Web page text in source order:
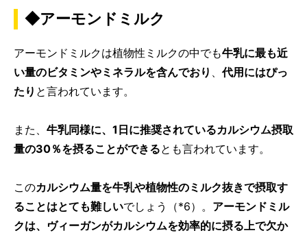
◆アーモンドミルク
アーモンドミルクは植物性ミルクの中でも牛乳に最も近
い量のビタミンやミネラルを含んでおり
、代用にはぴっ
たり と言われています。
また、 牛乳同様に、1日に推奨されているカルシウム摂取
量の30％を摂ることができるとも言われています。
このカルシウム量を牛乳や植物性のミルク抜きで摂取す
ることはとても難しいでしょう（*6）。 アーモンドミル
クは、ヴィーガンがカルシウムを効率的に摂る上で欠か